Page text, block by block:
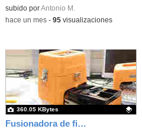
Contenido educativo.
subido porAntonio M.
-hace un mes- 95visualizaciones
Fusionadora de fibra óptica
360.05 KBytes